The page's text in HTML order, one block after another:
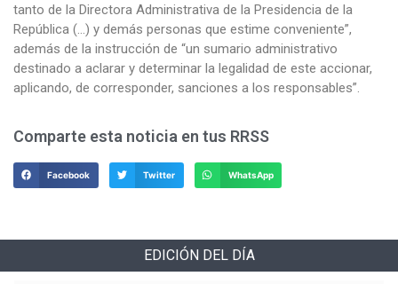
tanto de la Directora Administrativa de la Presidencia de la
República (…) y demás personas que estime conveniente”,
además de la instrucción de “un sumario administrativo
destinado a aclarar y determinar la legalidad de este accionar,
aplicando, de corresponder, sanciones a los responsables”.
Comparte esta noticia en tus RRSS
Facebook Twitter WhatsApp
EDICIÓN DEL DÍA